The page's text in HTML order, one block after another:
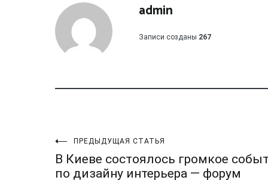
admin
Записи созданы 267
Навигация
ПРЕДЫДУЩАЯ СТАТЬЯ
В Киеве состоялось громкое
по дизайну интерьера — форум